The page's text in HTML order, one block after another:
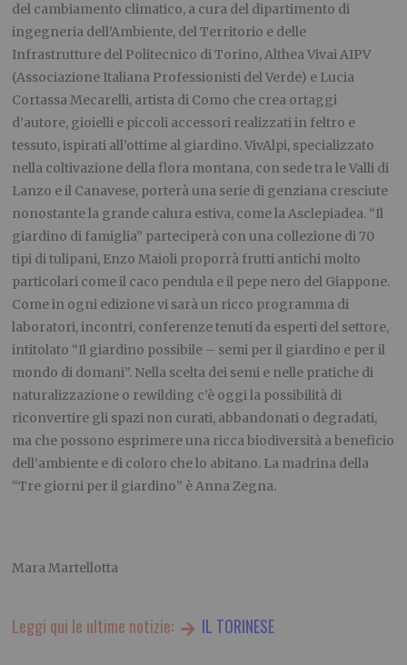
del cambiamento climatico, a cura del dipartimento di
ingegneria dell’Ambiente, del Territorio e delle
Infrastrutture del Politecnico di Torino, Althea Vivai AIPV
(Associazione Italiana Professionisti del Verde) e Lucia
Cortassa Mecarelli, artista di Como che crea ortaggi
d’autore, gioielli e piccoli accessori realizzati in feltro e
tessuto, ispirati all’ottime al giardino. VivAlpi, specializzato
nella coltivazione della flora montana, con sede tra le Valli di
Lanzo e il Canavese, porterà una serie di genziana cresciute
nonostante la grande calura estiva, come la Asclepiadea. “Il
giardino di famiglia” parteciperà con una collezione di 70
tipi di tulipani, Enzo Maioli proporrà frutti antichi molto
particolari come il caco pendula e il pepe nero del Giappone.
Come in ogni edizione vi sarà un ricco programma di
laboratori, incontri, conferenze tenuti da esperti del settore,
intitolato “Il giardino possibile – semi per il giardino e per il
mondo di domani”. Nella scelta dei semi e nelle pratiche di
naturalizzazione o rewilding c’è oggi la possibilità di
riconvertire gli spazi non curati, abbandonati o degradati,
ma che possono esprimere una ricca biodiversità a beneficio
dell’ambiente e di coloro che lo abitano. La madrina della
“Tre giorni per il giardino” è Anna Zegna.
Mara Martellotta
Leggi qui le ultime notizie: IL TORINESE